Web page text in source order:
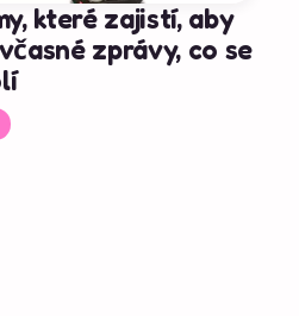
které zajistí, aby
zprávy, co se